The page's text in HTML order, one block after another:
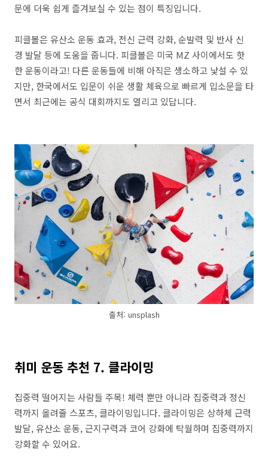
문에 더욱 쉽게 즐겨보실 수 있는 점이 특징입니다.
피클볼은 유산소 운동 효과, 전신 근력 강화, 순발력 및 반사 신
경 발달 등에 도움을 줍니다. 피클볼은 미국 MZ 사이에서도 핫
한 운동이라고! 다른 운동들에 비해 아직은 생소하고 낯설 수 있
지만, 한국에서도 입문이 쉬운 생활 체육으로 빠르게 입소문을 타
면서 최근에는 공식 대회까지도 열리고 있답니다.
출처: unsplash
취미 운동 추천 7. 클라이밍
집중력 떨어지는 사람들 주목! 체력 뿐만 아니라 집중력과 정신
력까지 올려줄 스포츠, 클라이밍입니다. 클라이밍은 상하체 근력
발달, 유산소 운동, 근지구력과 코어 강화에 탁월하며 집중력까지
강화할 수 있어요.